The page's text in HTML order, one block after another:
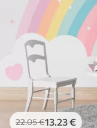
22.05€13 .23€